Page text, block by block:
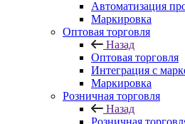
Автоматизация
Маркировка
Оптовая торговля
Назад
Оптовая торговля
Интеграция с
Маркировка
Розничная торговля
Назад
Розничная